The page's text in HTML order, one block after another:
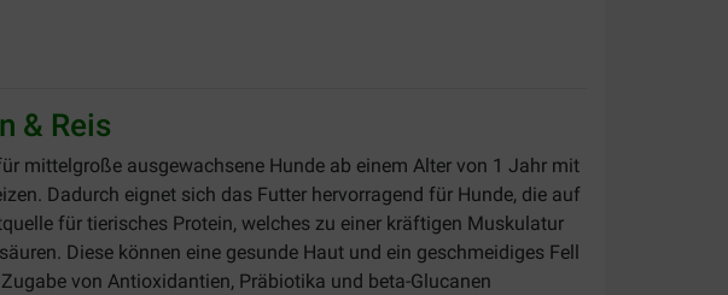
& Reis
mittelgroße ausgewachsene Hunde ab einem Alter von 1 Jahr mit
Dadurch eignet sich das Futter hervorragend für Hunde, die auf
für tierisches Protein, welches zu einer kräftigen Muskulatur
Diese können eine gesunde Haut und ein geschmeidiges Fell
von Antioxidantien, Präbiotika und beta-Glucanen